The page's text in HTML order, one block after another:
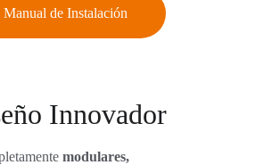
Manual de Instalación
Innovador
modulares,